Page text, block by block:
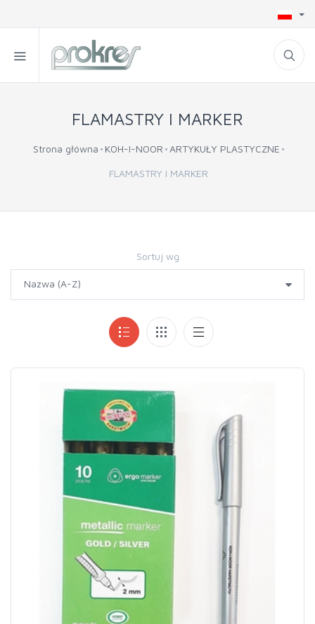
FLAMASTRY I MARKER
Strona główna KOH-I-NOOR ARTYKUŁY PLASTYCZNE
FLAMASTRY I MARKER
Sortuj wg